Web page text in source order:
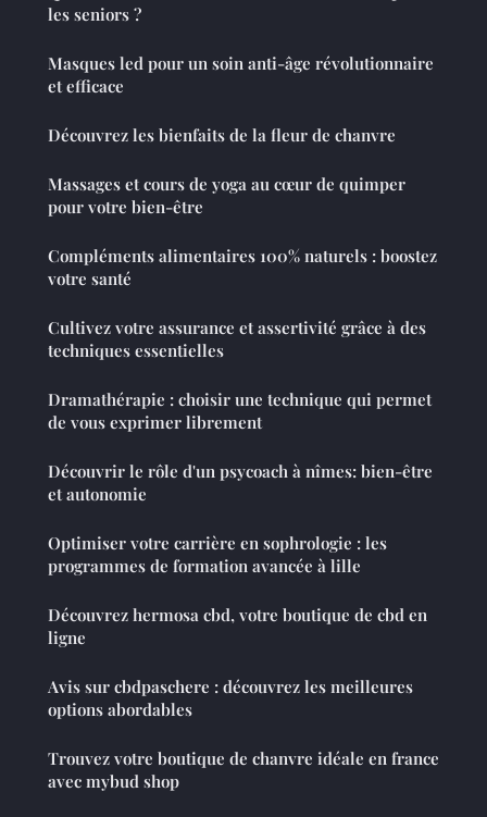
les seniors ?
Masques led pour un soin anti-âge révolutionnaire
et efficace
Découvrez les bienfaits de la fleur de chanvre
Massages et cours de yoga au cœur de quimper
pour votre bien-être
Compléments alimentaires 100% naturels : boostez
votre santé
Cultivez votre assurance et assertivité grâce à des
techniques essentielles
Dramathérapie : choisir une technique qui permet
de vous exprimer librement
Découvrir le rôle d'un psycoach à nîmes: bien-être
et autonomie
Optimiser votre carrière en sophrologie : les
programmes de formation avancée à lille
Découvrez hermosa cbd, votre boutique de cbd en
ligne
Avis sur cbdpaschere : découvrez les meilleures
options abordables
Trouvez votre boutique de chanvre idéale en france
avec mybud shop